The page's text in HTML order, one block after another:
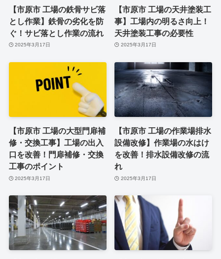
【市原市 工場の鉄骨サビ落
とし作業】鉄骨の劣化を防
ぐ！サビ落とし作業の流れ
2025年3月17日
【市原市 工場の天井塗装工
事】工場内の明るさ向上！
天井塗装工事の必要性
2025年3月17日
【市原市 工場の大型門扉補
修・交換工事】工場の出入
口を改善！門扉補修・交換
工事のポイント
2025年3月17日
【市原市 工場の作業場排水
設備改修】作業場の水はけ
を改善！排水設備改修の流
れ
2025年3月17日